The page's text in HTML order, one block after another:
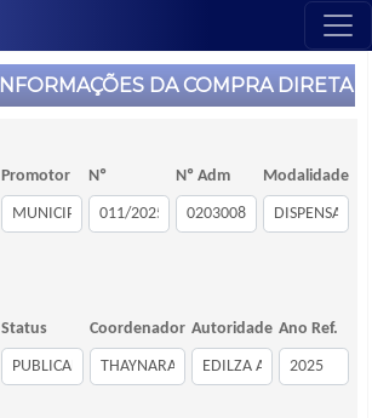
INFORMAÇÕES DA COMPRA DIRETA
Promotor Nº Nº Adm Modalidade
Status Coordenador Autoridade Ano Ref.